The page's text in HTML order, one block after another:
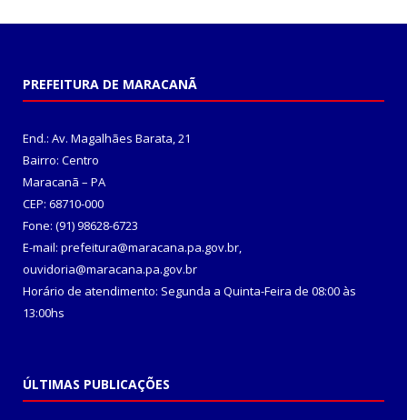
PREFEITURA DE MARACANÃ
End.: Av. Magalhães Barata, 21
Bairro: Centro
Maracanã – PA
CEP: 68710-000
Fone: (91) 98628-6723
E-mail: prefeitura@maracana.pa.gov.br,
ouvidoria@maracana.pa.gov.br
Horário de atendimento: Segunda a Quinta-Feira de 08:00 às
13:00hs
ÚLTIMAS PUBLICAÇÕES